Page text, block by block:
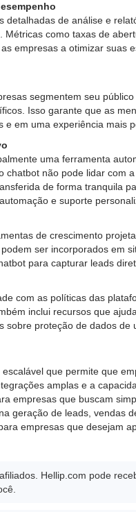
detalhadas de análise e
Métricas como taxas de
empresas a otimizar suas
segmentem seu
Isso garante que as
e em uma experiência mais
uma ferramenta
chatbot não pode lidar com
de forma tranquila
e suporte
de crescimento
ser incorporados em
para capturar leads
com as políticas das
inclui recursos que
sobre proteção de dados de
que permite que
amplas e a
empresas que buscam
geração de leads, vendas
empresas que desejam
Hellip.com pode